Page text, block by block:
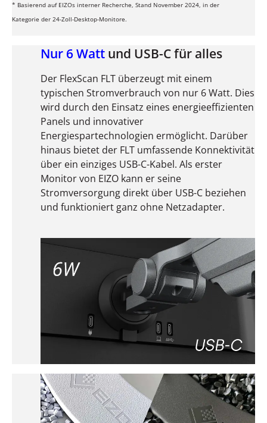
* Basierend auf EIZOs interner Recherche, Stand November 2024, in der
Kategorie der 24-Zoll-Desktop-Monitore.
Nur 6 Watt und USB-C für alles
Der FlexScan FLT überzeugt mit einem
typischen Stromverbrauch von nur 6 Watt. Dies
wird durch den Einsatz eines energieeffizienten
Panels und innovativer
Energiespartechnologien ermöglicht. Darüber
hinaus bietet der FLT umfassende Konnektivität
über ein einziges USB-C-Kabel. Als erster
Monitor von EIZO kann er seine
Stromversorgung direkt über USB-C beziehen
und funktioniert ganz ohne Netzadapter.